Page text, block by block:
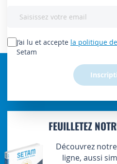
lettre
d’information
J’ai lu et accepte la politique
Setam
FEUILLETEZ
Découvrez
ligne, aussi